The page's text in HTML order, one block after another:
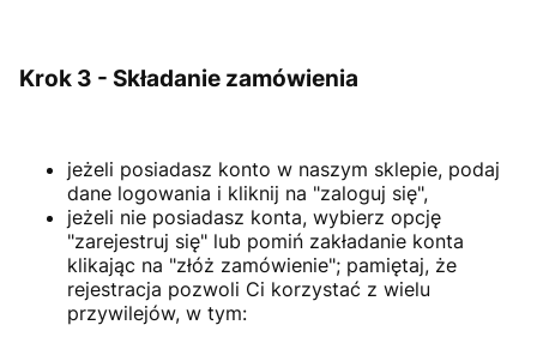
Krok 3 - Składanie zamówienia
jeżeli posiadasz konto w naszym sklepie, podaj
dane logowania i kliknij na "zaloguj się",
jeżeli nie posiadasz konta, wybierz opcję
"zarejestruj się" lub pomiń zakładanie konta
klikając na "złóż zamówienie"; pamiętaj, że
rejestracja pozwoli Ci korzystać z wielu
przywilejów, w tym: